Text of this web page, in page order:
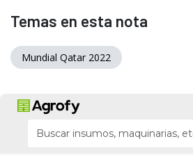
Temas en esta nota
Mundial Qatar 2022